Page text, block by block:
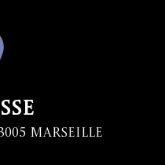
Marseille